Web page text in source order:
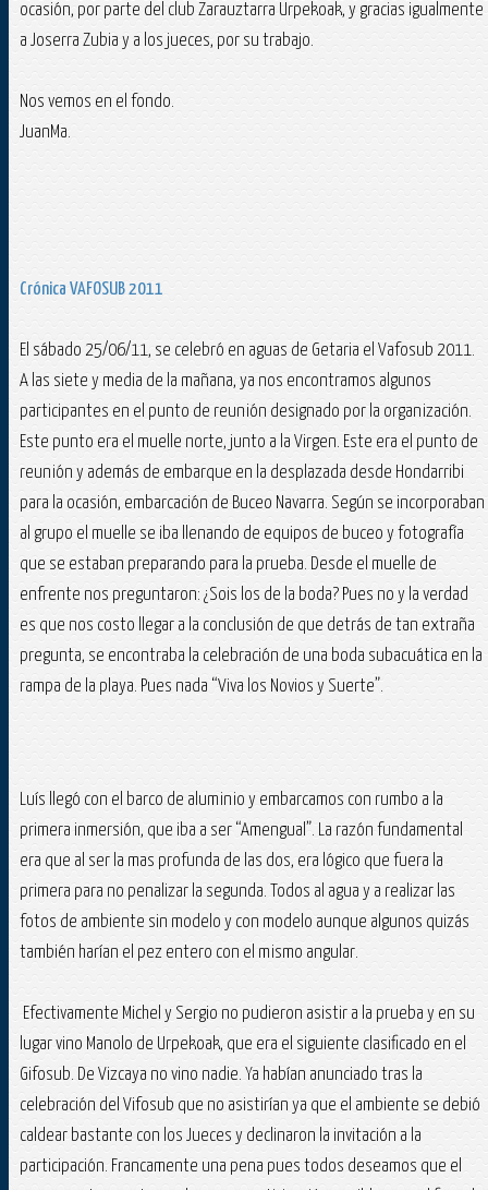
ocasión, por parte del club Zarauztarra Urpekoak, y gracias igualmente
a Joserra Zubia y a los jueces, por su trabajo.
Nos vemos en el fondo.
JuanMa.
Crónica VAFOSUB 2011
El sábado 25/06/11, se celebró en aguas de Getaria el Vafosub 2011.
A las siete y media de la mañana, ya nos encontramos algunos
participantes en el punto de reunión designado por la organización.
Este punto era el muelle norte, junto a la Virgen. Este era el punto de
reunión y además de embarque en la desplazada desde Hondarribi
para la ocasión, embarcación de Buceo Navarra. Según se incorporaban
al grupo el muelle se iba llenando de equipos de buceo y fotografía
que se estaban preparando para la prueba. Desde el muelle de
enfrente nos preguntaron: ¿Sois los de la boda? Pues no y la verdad
es que nos costo llegar a la conclusión de que detrás de tan extraña
pregunta, se encontraba la celebración de una boda subacuática en la
rampa de la playa. Pues nada “Viva los Novios y Suerte”.
Luís llegó con el barco de aluminio y embarcamos con rumbo a la
primera inmersión, que iba a ser “Amengual”. La razón fundamental
era que al ser la mas profunda de las dos, era lógico que fuera la
primera para no penalizar la segunda. Todos al agua y a realizar las
fotos de ambiente sin modelo y con modelo aunque algunos quizás
también harían el pez entero con el mismo angular.
Efectivamente Michel y Sergio no pudieron asistir a la prueba y en su
lugar vino Manolo de Urpekoak, que era el siguiente clasificado en el
Gifosub. De Vizcaya no vino nadie. Ya habían anunciado tras la
celebración del Vifosub que no asistirían ya que el ambiente se debió
caldear bastante con los Jueces y declinaron la invitación a la
participación. Francamente una pena pues todos deseamos que el